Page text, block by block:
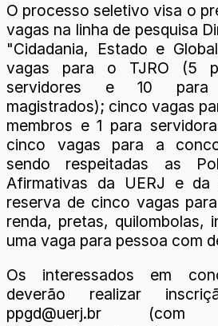
O processo seletivo visa o
vagas na linha de pesquisa
"Cidadania, Estado e
vagas para o TJRO (5
servidores e 10 para
magistrados); cinco vagas
membros e 1 para
cinco vagas para a
sendo respeitadas as
Afirmativas da UERJ e da
reserva de cinco vagas
renda, pretas, quilombolas,
uma vaga para pessoa com
Os interessados em
deverão realizar
ppgd@uerj.br